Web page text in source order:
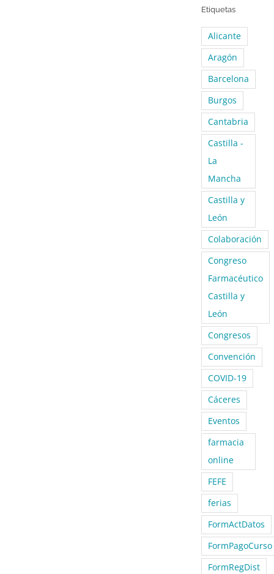
Etiquetas
Alicante
Aragón
Barcelona
Burgos
Cantabria
Castilla -
La
Mancha
Castilla y
León
Colaboración
Congreso
Farmacéutico
Castilla y
León
Congresos
Convención
COVID-19
Cáceres
Eventos
farmacia
online
FEFE
ferias
FormActDatos
FormPagoCurso
FormRegDist